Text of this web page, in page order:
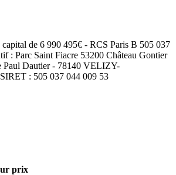
de 6 990 495€ - RCS Paris B 505 037
: Parc Saint Fiacre 53200 Château Gontier
Paul Dautier - 78140 VELIZY-
: 505 037 044 009 53
prix